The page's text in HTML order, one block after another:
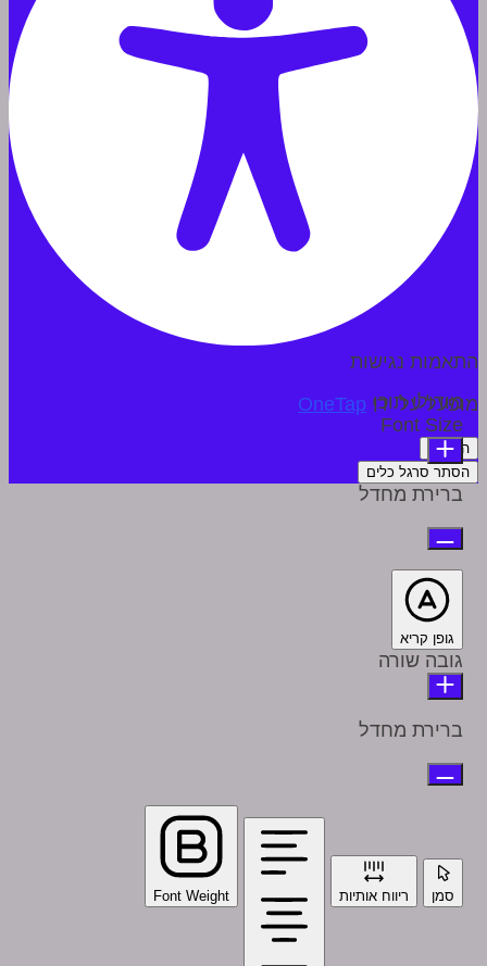
התאמות נגישות
מופעל על ידי OneTap
הצהרה
הסתר סרגל כלים
מודולי תוכן
Font Size
ברירת מחדל
גופן קריא
גובה שורה
ברירת מחדל
סמן ריווח אותיות Font Weight